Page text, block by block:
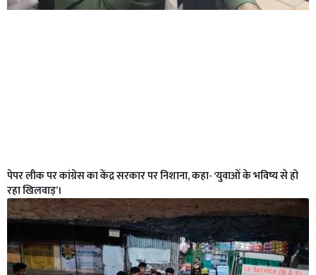
पेपर लीक पर कांग्रेस का केंद्र सरकार पर निशाना, कहा- ‘युवाओं के भविष्य से हो
रहा खिलवाड़’।